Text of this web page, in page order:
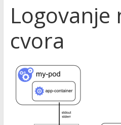
Logovanje
cvora